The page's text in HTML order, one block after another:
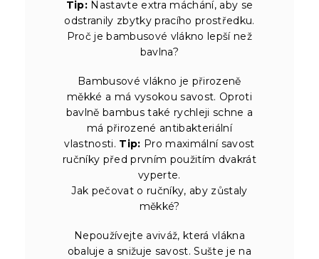
Tip: Nastavte extra máchání, aby se
odstranily zbytky pracího prostředku.
Proč je bambusové vlákno lepší než
bavlna?
Bambusové vlákno je přirozeně
měkké a má vysokou savost. Oproti
bavlně bambus také rychleji schne a
má přirozené antibakteriální
vlastnosti. Tip: Pro maximální savost
ručníky před prvním použitím dvakrát
vyperte.
Jak pečovat o ručníky, aby zůstaly
měkké?
Nepoužívejte aviváž, která vlákna
obaluje a snižuje savost. Sušte je na